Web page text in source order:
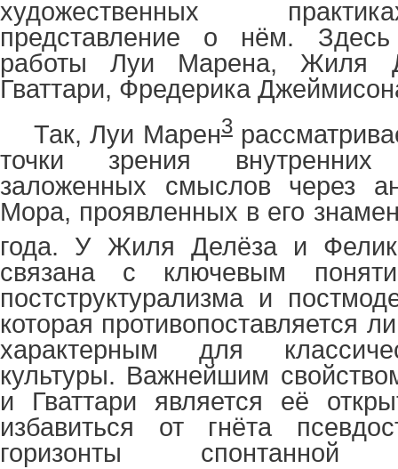
художественных
представление о нём.
работы Луи Марена, Жиля
Гваттари, Фредерика
Так, Луи Марен3
точки зрения
заложенных смыслов через
Мора, проявленных в его
года. У Жиля Делёза и
связана с ключевым
постструктурализма и
которая противопоставляется
характерным для
культуры. Важнейшим
и Гваттари является её
избавиться от гнёта
горизонты